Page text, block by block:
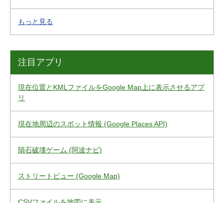
もっと見る
注目アプリ
現在位置とKMLファイルをGoogle Map上に表示させるアプ
リ
現在地周辺のスポット情報 (Google Places API)
隕石破壊ゲーム (阿波ナビ)
ストリートビュー (Google Map)